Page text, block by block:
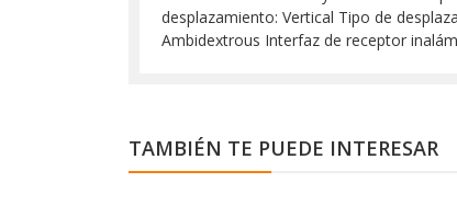
desplazamiento: Vertical Tipo de
Ambidextrous Interfaz de receptor
TAMBIÉN TE PUEDE INTERESAR